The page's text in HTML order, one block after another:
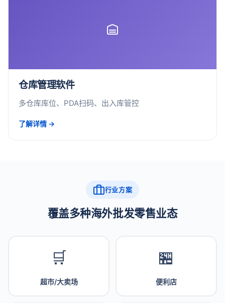
仓库管理软件
多仓库库位、PDA扫码、出入库管控
了解详情 →
行业方案
覆盖多种海外批发零售业态
🛒
超市/大卖场
🏪
便利店